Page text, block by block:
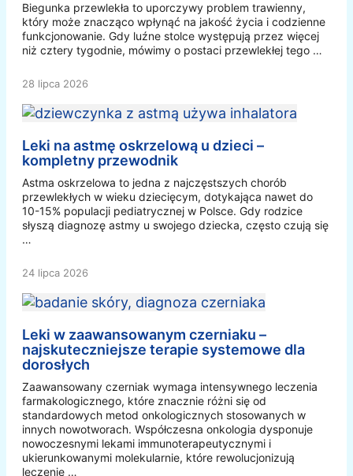
Biegunka przewlekła to uporczywy problem trawienny,
który może znacząco wpłynąć na jakość życia i codzienne
funkcjonowanie. Gdy luźne stolce występują przez więcej
niż cztery tygodnie, mówimy o postaci przewlekłej tego …
28 lipca 2026
Leki na astmę oskrzelową u dzieci –
kompletny przewodnik
Astma oskrzelowa to jedna z najczęstszych chorób
przewlekłych w wieku dziecięcym, dotykająca nawet do
10-15% populacji pediatrycznej w Polsce. Gdy rodzice
słyszą diagnozę astmy u swojego dziecka, często czują się
…
24 lipca 2026
Leki w zaawansowanym czerniaku –
najskuteczniejsze terapie systemowe dla
dorosłych
Zaawansowany czerniak wymaga intensywnego leczenia
farmakologicznego, które znacznie różni się od
standardowych metod onkologicznych stosowanych w
innych nowotworach. Współczesna onkologia dysponuje
nowoczesnymi lekami immunoterapeutycznymi i
ukierunkowanymi molekularnie, które rewolucjonizują
leczenie …